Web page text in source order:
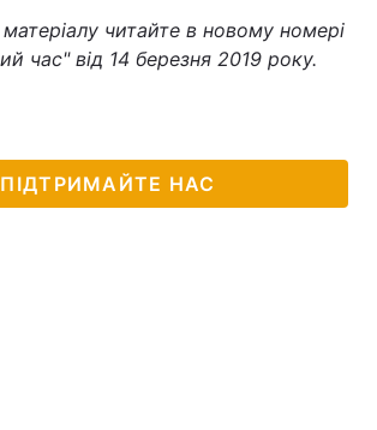
читайте в новому номері
час" від 14 березня 2019 року.
ПІДТРИМАЙТЕ НАС